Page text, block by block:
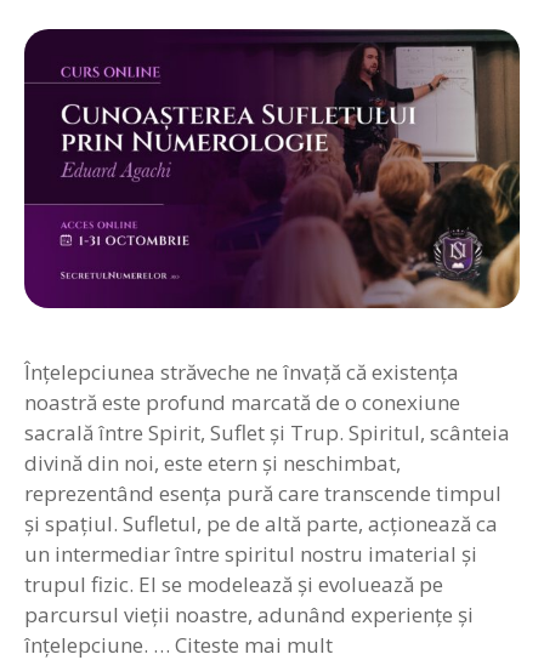
Înțelepciunea străveche ne învață că existența
noastră este profund marcată de o conexiune
sacrală între Spirit, Suflet și Trup. Spiritul, scânteia
divină din noi, este etern și neschimbat,
reprezentând esența pură care transcende timpul
și spațiul. Sufletul, pe de altă parte, acționează ca
un intermediar între spiritul nostru imaterial și
trupul fizic. El se modelează și evoluează pe
parcursul vieții noastre, adunând experiențe și
înțelepciune. … Citeste mai mult